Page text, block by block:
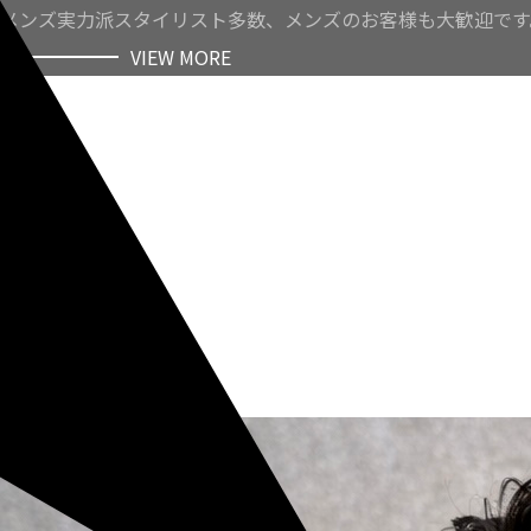
メンズ実力派スタイリスト多数、メンズのお客様も大歓迎で
VIEW MORE
VIEW MORE